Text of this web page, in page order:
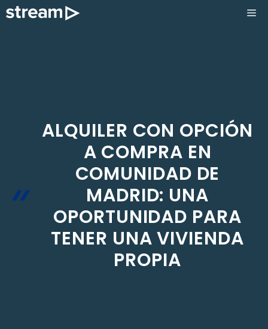
Saltar
ALQUILER CON OPCIÓN
A COMPRA EN
COMUNIDAD DE
MADRID: UNA
OPORTUNIDAD PARA
TENER UNA VIVIENDA
PROPIA